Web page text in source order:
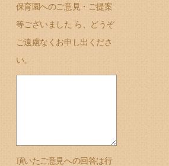
保育園へのご意見・ご提案
等ございました ら、どうぞ
ご遠慮なくお申し出くださ
い。
頂いたご意見への回答は行